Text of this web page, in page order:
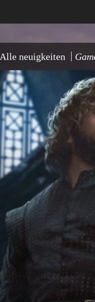
Alle neuigkeiten